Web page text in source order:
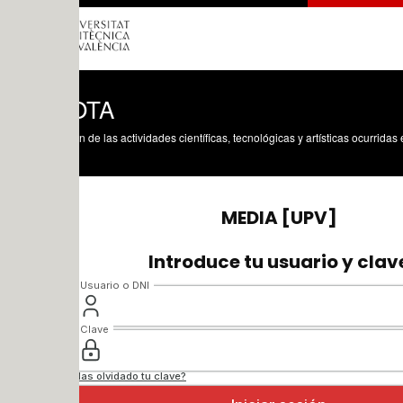
de las actividades científicas, tecnológicas y artísticas ocurridas en los tres